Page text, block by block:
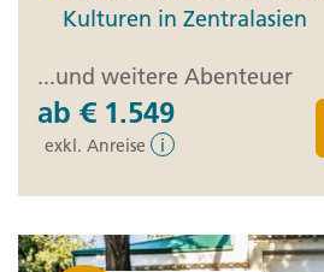
Kulturen in Zentralasien
...und weitere Abenteuer
ab € 1.549
exkl. Anreise i